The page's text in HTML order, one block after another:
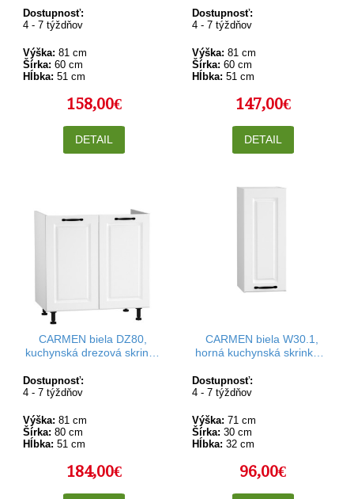
Dostupnosť:
4 - 7 týždňov
Výška: 81 cm
Šírka: 60 cm
Hĺbka: 51 cm
158,00€
DETAIL
Dostupnosť:
4 - 7 týždňov
Výška: 81 cm
Šírka: 60 cm
Hĺbka: 51 cm
147,00€
DETAIL
CARMEN biela DZ80,
kuchynská drezová skrinka
Dostupnosť:
4 - 7 týždňov
Výška: 81 cm
Šírka: 80 cm
Hĺbka: 51 cm
184,00€
CARMEN biela W30.1,
horná kuchynská skrinka v
Dostupnosť:
4 - 7 týždňov
Výška: 71 cm
Šírka: 30 cm
Hĺbka: 32 cm
96,00€